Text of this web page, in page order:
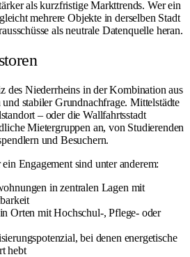
als kurzfristige Markttrends. Wer ein
mehrere Objekte in derselben Stadt
als neutrale Datenquelle heran.
des Niederrheins in der Kombination aus
stabiler Grundnachfrage. Mittelstädte
– oder die Wallfahrtsstadt
Mietergruppen an, von Studierenden
und Besuchern.
Engagement sind unter anderem:
in zentralen Lagen mit
Orten mit Hochschul-, Pflege- oder
bei denen energetische
hebt